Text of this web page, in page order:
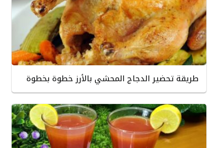
طريقة تحضير الدجاج المحشي بالأرز خطوة بخطوة